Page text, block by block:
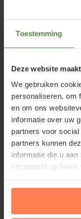
Toestemming
Deze website
We gebruiken
personaliseren, om
en om ons
informatie over uw
partners voor
partners kunnen
informatie die u
verzameld op basis
Standplaats
'Silberfeder'
Prachtriet staat
een goed
bodem en stelt
Miscanthus
advies